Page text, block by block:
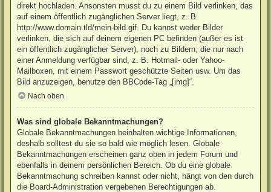
direkt hochladen. Ansonsten musst du zu einem Bild verlinken, das
auf einem öffentlich zugänglichen Server liegt, z. B.
http://www.domain.tld/mein-bild.gif. Du kannst weder Bilder
verlinken, die sich auf deinem eigenen PC befinden (außer es ist
ein öffentlich zugänglicher Server), noch zu Bildern, die nur nach
einer Anmeldung verfügbar sind, z. B. Hotmail- oder Yahoo-
Mailboxen, mit einem Passwort geschützte Seiten usw. Um das
Bild anzuzeigen, benutze den BBCode-Tag „[img]“.
Nach oben
Was sind globale Bekanntmachungen?
Globale Bekanntmachungen beinhalten wichtige Informationen,
deshalb solltest du sie so bald wie möglich lesen. Globale
Bekanntmachungen erscheinen ganz oben in jedem Forum und
ebenfalls in deinem persönlichen Bereich. Ob du eine globale
Bekanntmachung schreiben kannst oder nicht, hängt von den durch
die Board-Administration vergebenen Berechtigungen ab.